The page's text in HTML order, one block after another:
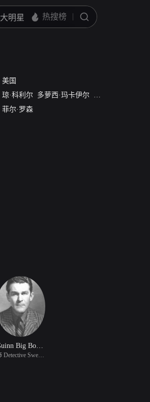
美国
琼·科利尔 多萝西·玛卡伊尔 威廉姆·科利尔
菲尔·罗森
Guinn Big Boy Williams
饰 Detective Sweeney